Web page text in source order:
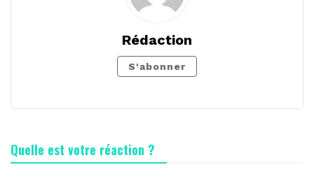
Rédaction
S'abonner
Quelle est votre réaction ?